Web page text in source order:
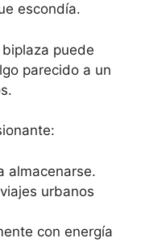
escondía.
puede
parecido a un
almacenarse.
urbanos
con energía